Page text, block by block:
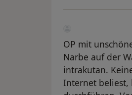
OP mit
Narbe auf der
intrakutan.
Internet beliest,